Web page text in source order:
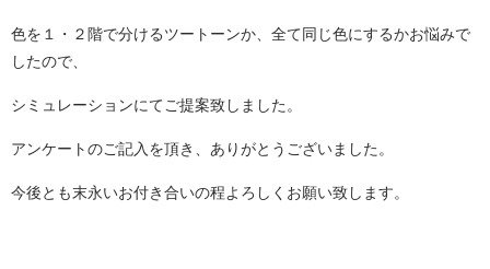
色を１・２階で分けるツートーンか、全て同じ色にするかお悩みで
したので、
シミュレーションにてご提案致しました。
アンケートのご記入を頂き、ありがとうございました。
今後とも末永いお付き合いの程よろしくお願い致します。